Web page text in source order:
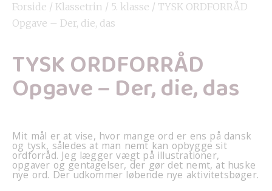
Forside / Klassetrin / 5. klasse / TYSK ORDFORRÅD
Opgave – Der, die, das
TYSK ORDFORRÅD
Opgave – Der, die, das
Mit mål er at vise, hvor mange ord er ens på dansk
og tysk, således at man nemt kan opbygge sit
ordforråd. Jeg lægger vægt på illustrationer,
opgaver og gentagelser, der gør det nemt, at huske
nye ord. Der udkommer løbende nye aktivitetsbøger.